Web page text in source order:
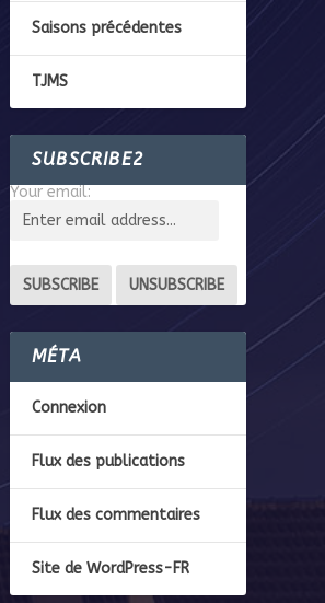
Saisons précédentes
TJMS
SUBSCRIBE2
Your email:
MÉTA
Connexion
Flux des publications
Flux des commentaires
Site de WordPress-FR